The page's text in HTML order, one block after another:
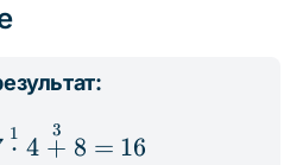
\text{а) } 36
⋅
1 4 +
3
8 = 16